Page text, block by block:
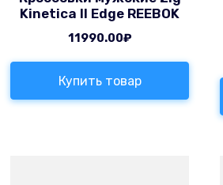
Kinetica II Edge REEBOK
11990.00₽
Купить товар